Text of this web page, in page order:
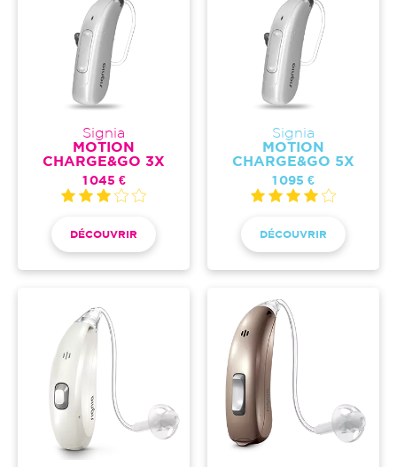
Signia
MOTION
CHARGE&GO 3X
1 045 €
DÉCOUVRIR
Signia
MOTION
CHARGE&GO 5X
1 095 €
DÉCOUVRIR